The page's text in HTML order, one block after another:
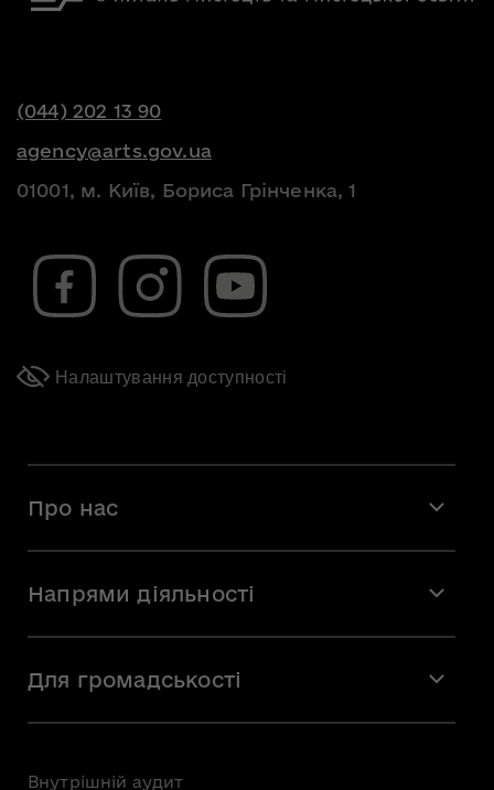
(044) 202 13 90
agency@arts.gov.ua
01001, м. Київ, Бориса Грінченка, 1
Налаштування доступності
Про нас
Команда
Вакансії
Напрями діяльності
Мистецька освіта
Для громадськості
Внутрішній аудит